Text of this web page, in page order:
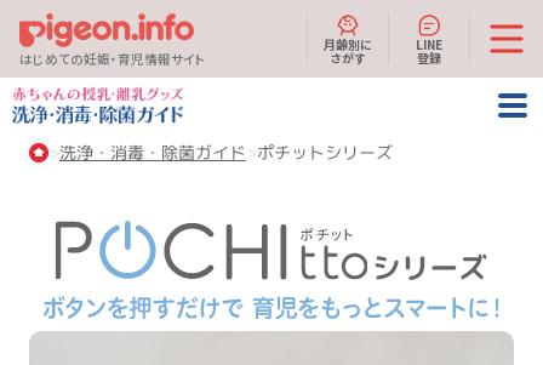
はじめての妊娠・育児情報サイト
月齢別に
さがす
LINE
登録
洗浄・消毒・除菌ガイド ポチットシリーズ